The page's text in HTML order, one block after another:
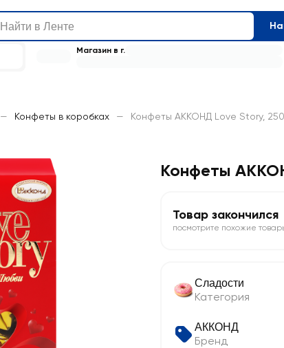
Магазин в г.
— Конфеты в коробках — Конфеты АККОНД Love Story,
Конфеты
Товар закончился
посмотрите похожие
Сладости
Категория
АККОНД
Бренд